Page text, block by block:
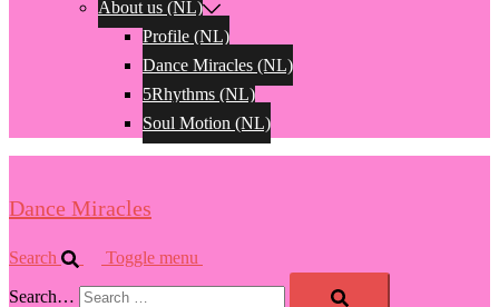
About us (NL)
Profile (NL)
Dance Miracles (NL)
5Rhythms (NL)
Soul Motion (NL)
Dance Miracles
Search Toggle menu
Search…